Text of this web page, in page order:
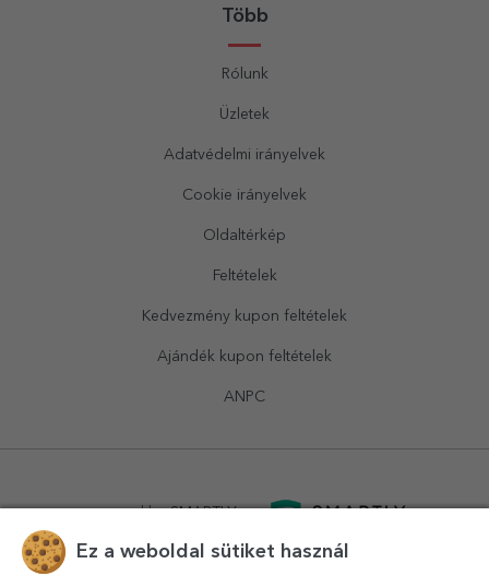
Több
Rólunk
Üzletek
Adatvédelmi irányelvek
Cookie irányelvek
Oldaltérkép
Feltételek
Kedvezmény kupon feltételek
Ajándék kupon feltételek
ANPC
powered bySMARTLY.ro
Ez a weboldal sütiket használ